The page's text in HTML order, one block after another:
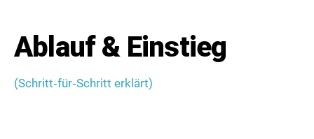
Ablauf & Einstieg
(Schritt‑für‑Schritt erklärt)